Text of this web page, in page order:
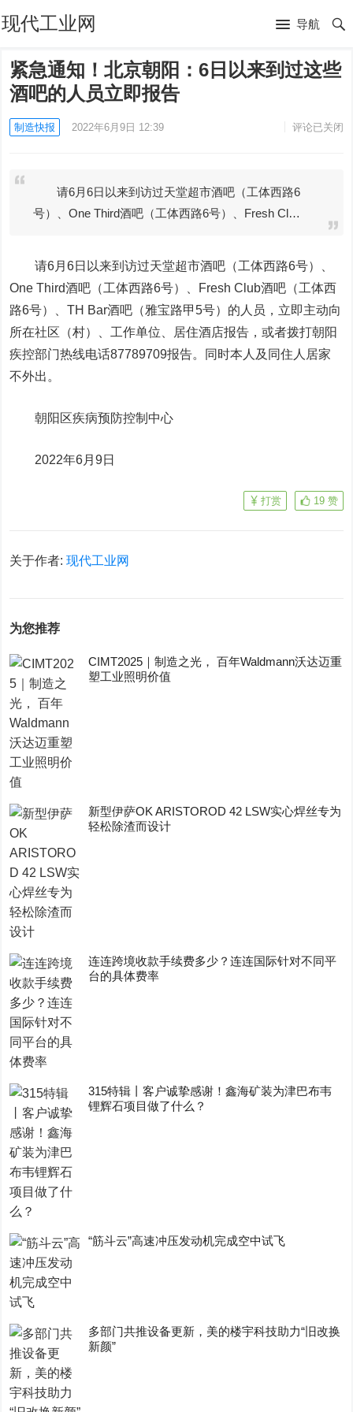
现代工业网 导航
紧急通知！北京朝阳：6日以来到过这些
酒吧的人员立即报告
制造快报 2022年6月9日 12:39 评论已关闭
请6月6日以来到访过天堂超市酒吧（工体西路6
号）、One Third酒吧（工体西路6号）、Fresh Cl…
请6月6日以来到访过天堂超市酒吧（工体西路6号）、
One Third酒吧（工体西路6号）、Fresh Club酒吧（工体西
路6号）、TH Bar酒吧（雅宝路甲5号） 的人员，立即主动向
所在社区（村）、工作单位、居住酒店报告，或者拨打朝阳
疾控部门热线电话87789709报告。同时本人及同住人居家
不外出。
朝阳区疾病预防控制中心
2022年6月9日
19 赞
打赏
关于作者:现代工业网
为您推荐
CIMT2025｜制造之光， 百年Waldmann沃达迈重
塑工业照明价值
新型伊萨OK ARISTOROD 42 LSW实心焊丝专为
轻松除渣而设计
连连跨境收款手续费多少？连连国际针对不同平
台的具体费率
315特辑丨客户诚挚感谢！鑫海矿装为津巴布韦
锂辉石项目做了什么？
“筋斗云”高速冲压发动机完成空中试飞
多部门共推设备更新，美的楼宇科技助力“旧改换
新颜”